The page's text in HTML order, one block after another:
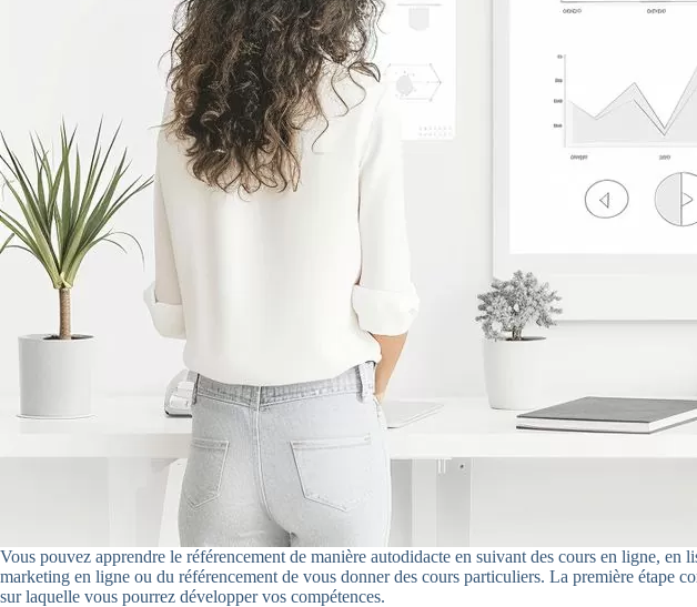
Vous pouvez apprendre le référencement de manière autodidacte en suivant des cours en ligne,
marketing en ligne ou du référencement de vous donner des cours particuliers. La première étape
sur laquelle vous pourrez développer vos compétences.